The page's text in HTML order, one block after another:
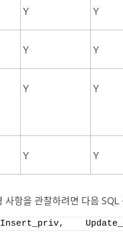
Y Y
Y Y
Y Y
Y Y
항을 관찰하려면 다음